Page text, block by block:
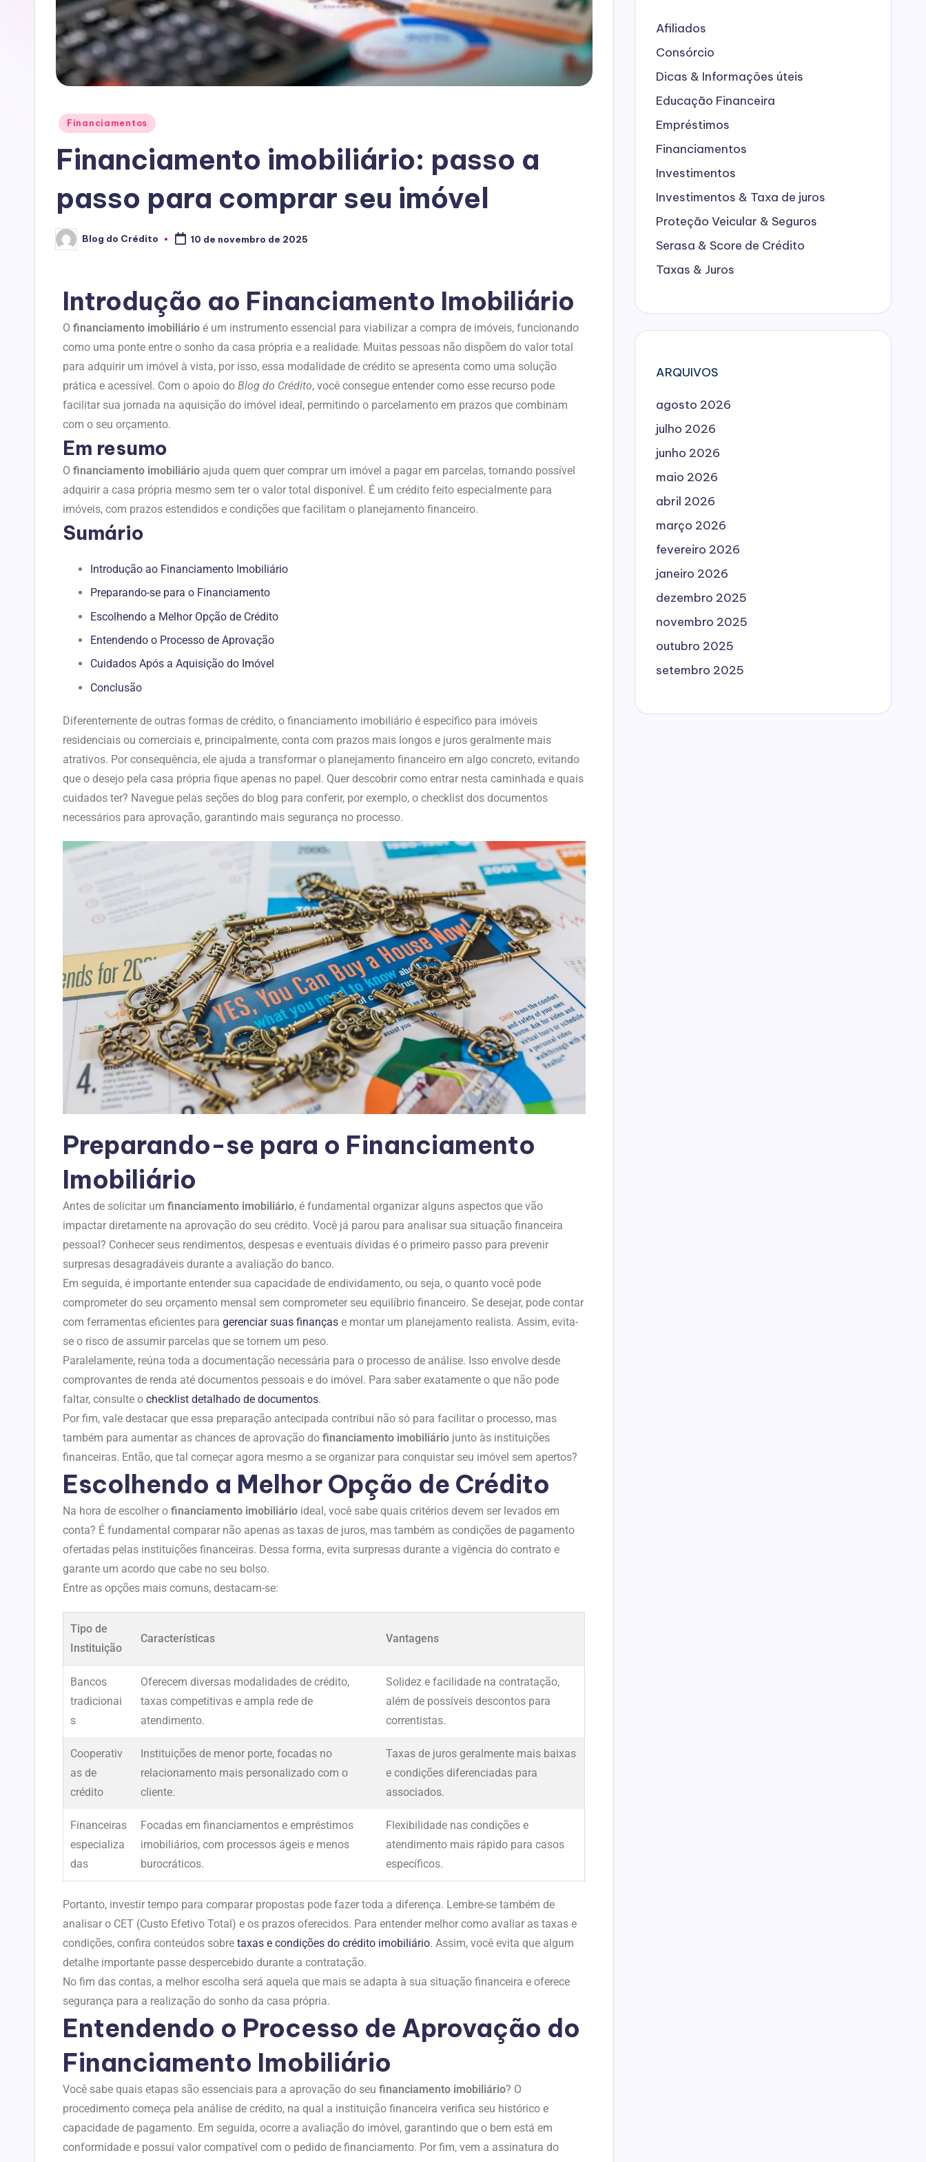
Financiamentos
Financiamento imobiliário: passo a
passo para comprar seu imóvel
Blog do Crédito 10 de novembro de 2025
Introdução ao Financiamento Imobiliário
O financiamento imobiliário é um instrumento essencial para viabilizar a compra de imóveis, funcionando
como uma ponte entre o sonho da casa própria e a realidade. Muitas pessoas não dispõem do valor total
para adquirir um imóvel à vista, por isso, essa modalidade de crédito se apresenta como uma solução
prática e acessível. Com o apoio do Blog do Crédito, você consegue entender como esse recurso pode
facilitar sua jornada na aquisição do imóvel ideal, permitindo o parcelamento em prazos que combinam
com o seu orçamento.
Em resumo
O financiamento imobiliário ajuda quem quer comprar um imóvel a pagar em parcelas, tornando possível
adquirir a casa própria mesmo sem ter o valor total disponível. É um crédito feito especialmente para
imóveis, com prazos estendidos e condições que facilitam o planejamento financeiro.
Sumário
Introdução ao Financiamento Imobiliário
Preparando-se para o Financiamento
Escolhendo a Melhor Opção de Crédito
Entendendo o Processo de Aprovação
Cuidados Após a Aquisição do Imóvel
Conclusão
Diferentemente de outras formas de crédito, o financiamento imobiliário é específico para imóveis
residenciais ou comerciais e, principalmente, conta com prazos mais longos e juros geralmente mais
atrativos. Por consequência, ele ajuda a transformar o planejamento financeiro em algo concreto, evitando
que o desejo pela casa própria fique apenas no papel. Quer descobrir como entrar nesta caminhada e quais
cuidados ter? Navegue pelas seções do blog para conferir, por exemplo, o checklist dos documentos
necessários para aprovação, garantindo mais segurança no processo.
Preparando-se para o Financiamento
Imobiliário
Antes de solicitar um financiamento imobiliário, é fundamental organizar alguns aspectos que vão
impactar diretamente na aprovação do seu crédito. Você já parou para analisar sua situação financeira
pessoal? Conhecer seus rendimentos, despesas e eventuais dívidas é o primeiro passo para prevenir
surpresas desagradáveis durante a avaliação do banco.
Em seguida, é importante entender sua capacidade de endividamento, ou seja, o quanto você pode
comprometer do seu orçamento mensal sem comprometer seu equilíbrio financeiro. Se desejar, pode contar
com ferramentas eficientes para gerenciar suas finanças e montar um planejamento realista. Assim, evita-
se o risco de assumir parcelas que se tornem um peso.
Paralelamente, reúna toda a documentação necessária para o processo de análise. Isso envolve desde
comprovantes de renda até documentos pessoais e do imóvel. Para saber exatamente o que não pode
faltar, consulte o checklist detalhado de documentos.
Por fim, vale destacar que essa preparação antecipada contribui não só para facilitar o processo, mas
também para aumentar as chances de aprovação do financiamento imobiliário junto às instituições
financeiras. Então, que tal começar agora mesmo a se organizar para conquistar seu imóvel sem apertos?
Escolhendo a Melhor Opção de Crédito
Na hora de escolher o financiamento imobiliário ideal, você sabe quais critérios devem ser levados em
conta? É fundamental comparar não apenas as taxas de juros, mas também as condições de pagamento
ofertadas pelas instituições financeiras. Dessa forma, evita surpresas durante a vigência do contrato e
garante um acordo que cabe no seu bolso.
Entre as opções mais comuns, destacam-se:
Tipo de
Instituição
Características Vantagens
Bancos
tradicionai
s
Oferecem diversas modalidades de crédito,
taxas competitivas e ampla rede de
atendimento.
Solidez e facilidade na contratação,
além de possíveis descontos para
correntistas.
Cooperativ
as de
crédito
Instituições de menor porte, focadas no
relacionamento mais personalizado com o
cliente.
Taxas de juros geralmente mais baixas
e condições diferenciadas para
associados.
Financeiras
especializa
das
Focadas em financiamentos e empréstimos
imobiliários, com processos ágeis e menos
burocráticos.
Flexibilidade nas condições e
atendimento mais rápido para casos
específicos.
Portanto, investir tempo para comparar propostas pode fazer toda a diferença. Lembre-se também de
analisar o CET (Custo Efetivo Total) e os prazos oferecidos. Para entender melhor como avaliar as taxas e
condições, confira conteúdos sobre taxas e condições do crédito imobiliário. Assim, você evita que algum
detalhe importante passe despercebido durante a contratação.
No fim das contas, a melhor escolha será aquela que mais se adapta à sua situação financeira e oferece
segurança para a realização do sonho da casa própria.
Entendendo o Processo de Aprovação do
Financiamento Imobiliário
Você sabe quais etapas são essenciais para a aprovação do seu financiamento imobiliário? O
procedimento começa pela análise de crédito, na qual a instituição financeira verifica seu histórico e
capacidade de pagamento. Em seguida, ocorre a avaliação do imóvel, garantindo que o bem está em
conformidade e possui valor compatível com o pedido de financiamento. Por fim, vem a assinatura do
Afiliados
Consórcio
Dicas & Informações úteis
Educação Financeira
Empréstimos
Financiamentos
Investimentos
Investimentos & Taxa de juros
Proteção Veicular & Seguros
Serasa & Score de Crédito
Taxas & Juros
ARQUIVOS
agosto 2026
julho 2026
junho 2026
maio 2026
abril 2026
março 2026
fevereiro 2026
janeiro 2026
dezembro 2025
novembro 2025
outubro 2025
setembro 2025